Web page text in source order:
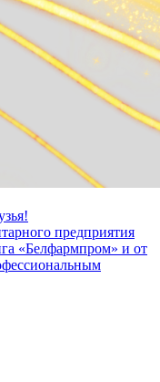
предприятия
«Белфармпром» и от